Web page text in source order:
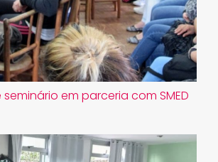
seminário em parceria com SMED